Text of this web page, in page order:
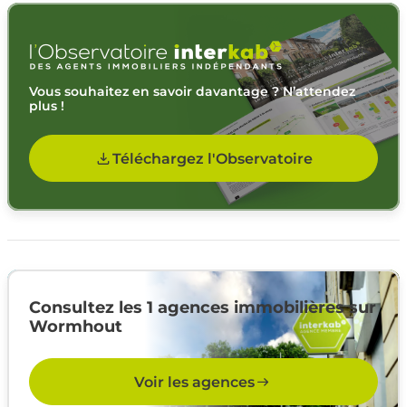
Vous souhaitez en savoir davantage ? N’attendez
plus !
Téléchargez l'Observatoire
Consultez les 1 agences immobilières sur
Wormhout
Voir les agences